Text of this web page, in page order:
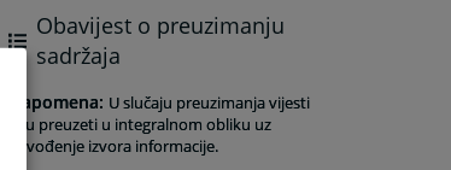
Obavijest o preuzimanju
sadržaja
Napomena: U slučaju preuzimanja vijesti
istu preuzeti u integralnom obliku uz
navođenje izvora informacije.